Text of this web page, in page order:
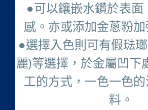
●可以鑲嵌水鑽於表面
感。亦或添加金蔥粉加
●選擇入色則可有假琺
麗)等選擇，於金屬凹下
工的方式，一色一色
料。